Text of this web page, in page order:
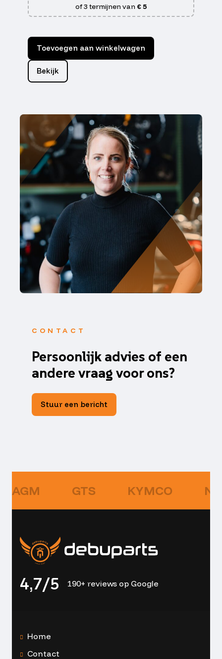
of 3 termijnen van € 5
Toevoegen aan winkelwagen
Bekijk
CONTACT
Persoonlijk advies of een
andere vraag voor ons?
Stuur een bericht
AGM GTS KYMCO
4,7/5 190+ reviews op Google
Home
Contact